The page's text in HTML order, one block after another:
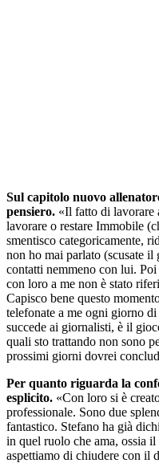
Sul capitolo nuovo
pensiero. «Il fatto di lavorare
lavorare o restare Immobile
smentisco categoricamente,
non ho mai parlato (scusate
contatti nemmeno con lui.
con loro a me non è stato
Capisco bene questo
telefonate a me ogni giorno
succede ai giornalisti, è il
quali sto trattando non sono
prossimi giorni dovrei
Per quanto riguarda la
esplicito. «Con loro si è
professionale. Sono due
fantastico. Stefano ha già
in quel ruolo che ama, ossia
aspettiamo di chiudere con il